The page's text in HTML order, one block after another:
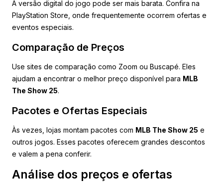
A versão digital do jogo pode ser mais barata. Confira na
PlayStation Store, onde frequentemente ocorrem ofertas e
eventos especiais.
Comparação de Preços
Use sites de comparação como Zoom ou Buscapé. Eles
ajudam a encontrar o melhor preço disponível para MLB
The Show 25.
Pacotes e Ofertas Especiais
Às vezes, lojas montam pacotes com MLB The Show 25 e
outros jogos. Esses pacotes oferecem grandes descontos
e valem a pena conferir.
Análise dos preços e ofertas